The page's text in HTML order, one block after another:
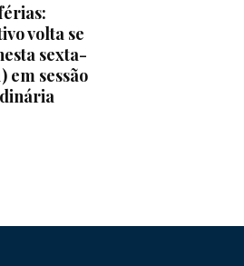
volta se
sexta-
em sessão